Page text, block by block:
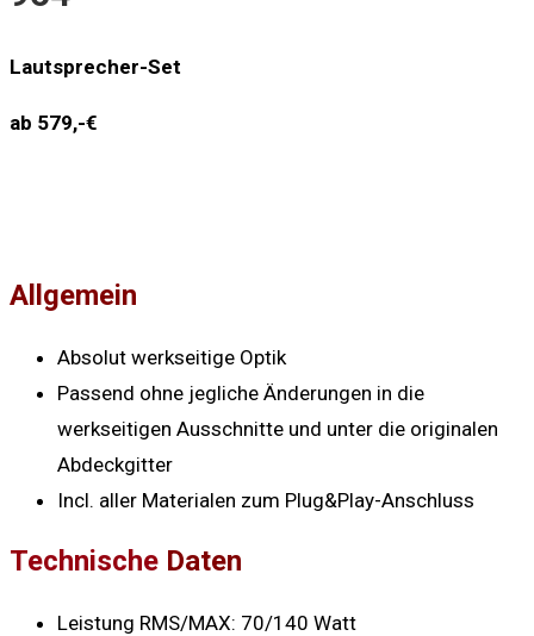
Lautsprecher-Set
ab 579,-€
Allgemein
Absolut werkseitige Optik
Passend ohne jegliche Änderungen in die
werkseitigen Ausschnitte und unter die originalen
Abdeckgitter
Incl. aller Materialen zum Plug&Play-Anschluss
Technische Daten
Leistung RMS/MAX: 70/140 Watt